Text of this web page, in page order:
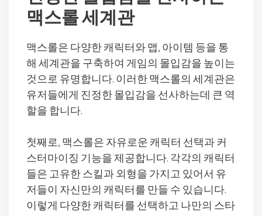
맥스롤 세계관
맥스롤은 다양한 캐릭터와 맵, 아이템 등을 통
해 세계관을 구축하여 게임의 몰입감을 높이는
것으로 유명합니다. 이러한 맥스롤의 세계관은
유저들에게 진정한 몰입감을 선사하는데 큰 역
할을 합니다.
첫째로, 맥스롤은 자유로운 캐릭터 선택과 커
스터마이징 기능을 제공합니다. 각각의 캐릭터
들은 고유한 스킬과 외형을 가지고 있어서 유
저들이 자신만의 캐릭터를 만들 수 있습니다.
이렇게 다양한 캐릭터를 선택하고 나만의 스타